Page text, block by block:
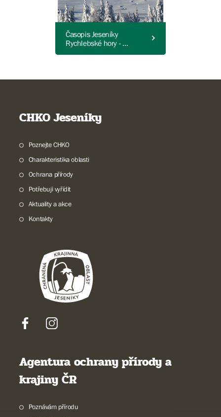
Časopis Jeseníky
Rychlebské hory - 1.
CHKO Jeseníky
Poznejte CHKO
Charakteristika oblasti
Ochrana přírody
Potřebuji vyřídit
Aktuality a akce
Kontakty
Agentura ochrany přírody a
krajiny ČR
Poznávám přírodu